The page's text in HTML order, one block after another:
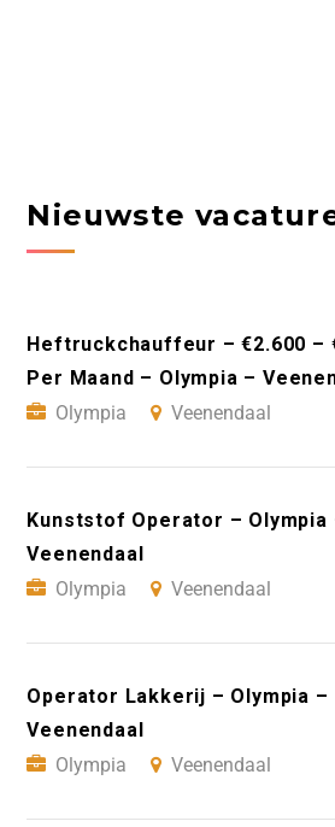
Nieuwste
Heftruckchauffeur – €2.600 –
Per Maand – Olympia –
Olympia
Veenendaal
Kunststof Operator – Olympia
Veenendaal
Olympia
Veenendaal
Operator Lakkerij – Olympia –
Veenendaal
Olympia
Veenendaal